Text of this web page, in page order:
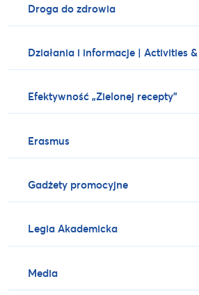
Droga do zdrowia
Działania i informacje | Activities
Efektywność „Zielonej recepty”
Erasmus
Gadżety promocyjne
Legia Akademicka
Media